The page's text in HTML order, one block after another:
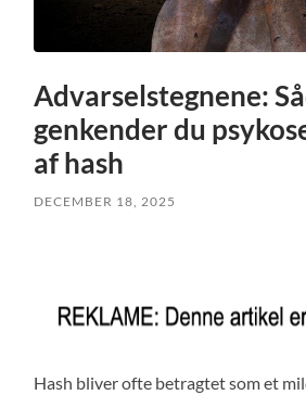
Advarselstegnene:
genkender du
af hash
DECEMBER 18, 2025
Hash bliver ofte betragtet som et